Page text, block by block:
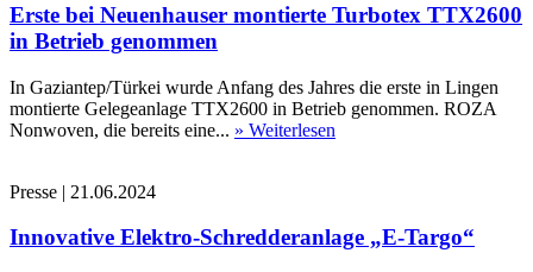
Erste bei Neuenhauser montierte Turbotex TTX2600
in Betrieb genommen
In Gaziantep/Türkei wurde Anfang des Jahres die erste in Lingen
montierte Gelegeanlage TTX2600 in Betrieb genommen. ROZA
Nonwoven, die bereits eine... » Weiterlesen
Presse | 21.06.2024
Innovative Elektro-Schredderanlage „E-Targo“